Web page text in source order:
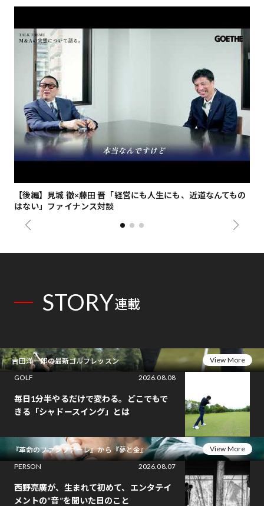
【後編】見城 徹×藤田 晋「経営にも人生にも、近道なんてもの
はない」ファイナンス対談
STORY連載
吉田洋一郎の最新ゴルフレッスン
View More
GOLF
2026.08.08
毎日1分半やるだけで変わる。どこでもで
きる「シャドースイング」とは
『革命のファンファーレ』から『夢と金』
View More
PERSON
2026.08.07
西野亮廣が、生まれて初めて、エンタテイ
メントの“音”を聞いた日のこと